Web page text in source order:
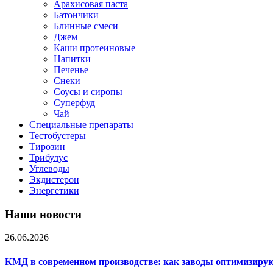
Арахисовая паста
Батончики
Блинные смеси
Джем
Каши протеиновые
Напитки
Печенье
Снеки
Соусы и сиропы
Суперфуд
Чай
Специальные препараты
Тестобустеры
Тирозин
Трибулус
Углеводы
Экдистерон
Энергетики
Наши новости
26.06.2026
КМД в современном производстве: как заводы